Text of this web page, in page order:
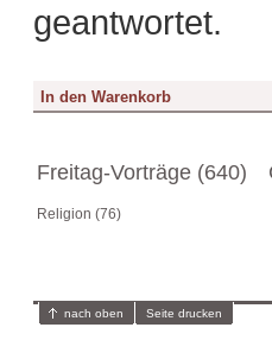
geantwortet.
Freitag-Vorträge (640)
Religion (76)
nach oben Seite drucken